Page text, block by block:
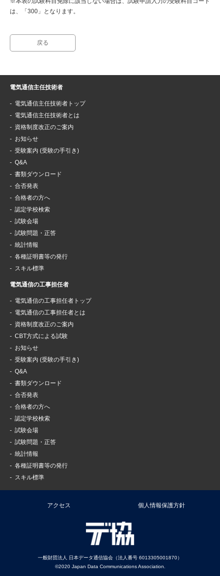
は、「300」となります。
戻る
電気通信主任技術者
電気通信主任技術者トップ
電気通信主任技術者とは
資格制度改正のご案内
お知らせ
受験案内 (受験の手引き)
Q&A
書類ダウンロード
合否発表
合格者の方へ
認定学校検索
試験会場
試験問題・正答
統計情報
各種証明書等の発行
スキル標準
電気通信の工事担任者
電気通信の工事担任者トップ
電気通信の工事担任者とは
資格制度改正のご案内
CBT方式による試験
お知らせ
受験案内 (受験の手引き)
Q&A
書類ダウンロード
合否発表
合格者の方へ
認定学校検索
試験会場
試験問題・正答
統計情報
各種証明書等の発行
スキル標準
アクセス 個人情報保護方針
一般財団法人 日本データ通信協会（法人番号 6013305001870）
©2020 Japan Data Communications Association.